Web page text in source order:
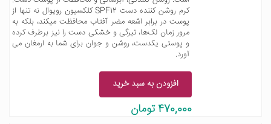
کرم روشن کننده دست SPF12 کلکسیون رویوال نه تنها از
پوست در برابر اشعه مضر آفتاب محافظت میکند، بلکه به
مرور زمان لک‌ها، تیرگی و خشکی دست را نیز برطرف کرده
و پوستی یکدست، روشن و جوان برای شما به ارمغان می
آورد.
افزودن به سبد خرید
470,000 تومان